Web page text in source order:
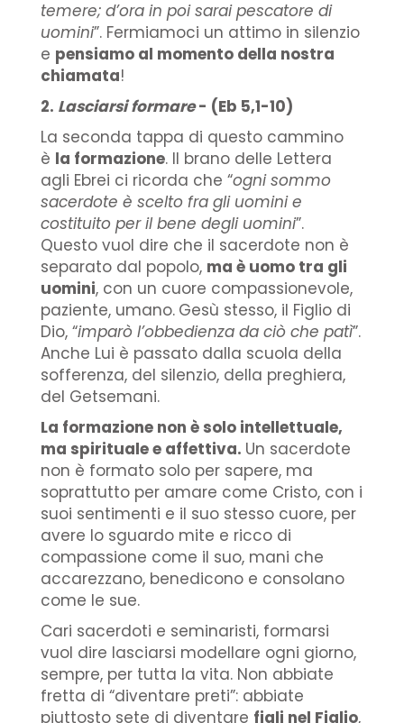
temere; d’ora in poi sarai pescatore di
uomini”. Fermiamoci un attimo in silenzio
e pensiamo al momento della nostra
chiamata!
2. Lasciarsi formare- (Eb 5,1-10)
La seconda tappa di questo cammino
è la formazione. Il brano delle Lettera
agli Ebrei ci ricorda che “ogni sommo
sacerdote è scelto fra gli uomini e
costituito per il bene degli uomini”.
Questo vuol dire che il sacerdote non è
separato dal popolo, ma è uomo tra gli
uomini, con un cuore compassionevole,
paziente, umano. Gesù stesso, il Figlio di
Dio, “imparò l’obbedienza da ciò che patì”.
Anche Lui è passato dalla scuola della
sofferenza, del silenzio, della preghiera,
del Getsemani.
La formazione non è solo intellettuale,
ma spirituale e affettiva. Un sacerdote
non è formato solo per sapere, ma
soprattutto per amare come Cristo, con i
suoi sentimenti e il suo stesso cuore, per
avere lo sguardo mite e ricco di
compassione come il suo, mani che
accarezzano, benedicono e consolano
come le sue.
Cari sacerdoti e seminaristi, formarsi
vuol dire lasciarsi modellare ogni giorno,
sempre, per tutta la vita. Non abbiate
fretta di “diventare preti”: abbiate
piuttosto sete di diventare figli nel Figlio,